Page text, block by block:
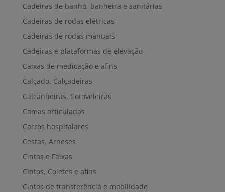
Cadeiras de banho, banheira e sanitárias
Cadeiras de rodas elétricas
Cadeiras de rodas manuais
Cadeiras e plataformas de elevação
Caixas de medicação e afins
Calçado, Calçadeiras
Calcanheiras, Cotoveleiras
Camas articuladas
Carros hospitalares
Cestas, Arneses
Cintas e Faixas
Cintos, Coletes e afins
Cintos de transferência e mobilidade